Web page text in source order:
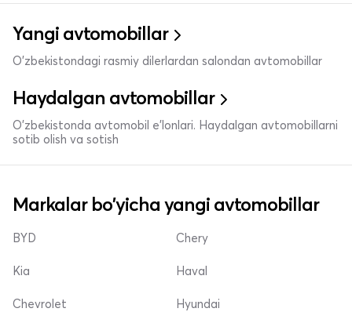
Yangi avtomobillar
O'zbekistondagi rasmiy dilerlardan salondan avtomobillar
Haydalgan avtomobillar
O'zbekistonda avtomobil e’lonlari. Haydalgan avtomobillarni
sotib olish va sotish
Markalar bo'yicha yangi avtomobillar
BYD
Kia
Chevrolet
Chery
Haval
Hyundai